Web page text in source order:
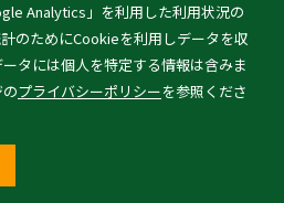
Analytics」を利用した利用状況の
のためにCookieを利用しデータを収
タには個人を特定する情報は含みま
プライバシーポリシーを参照くださ